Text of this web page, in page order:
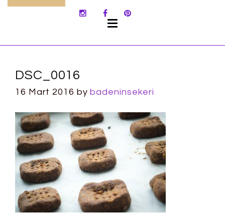
DSC_0016
16 Mart 2016 bybadeninsekeri